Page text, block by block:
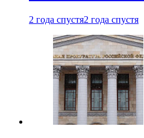
2 года спустя2 года спустя